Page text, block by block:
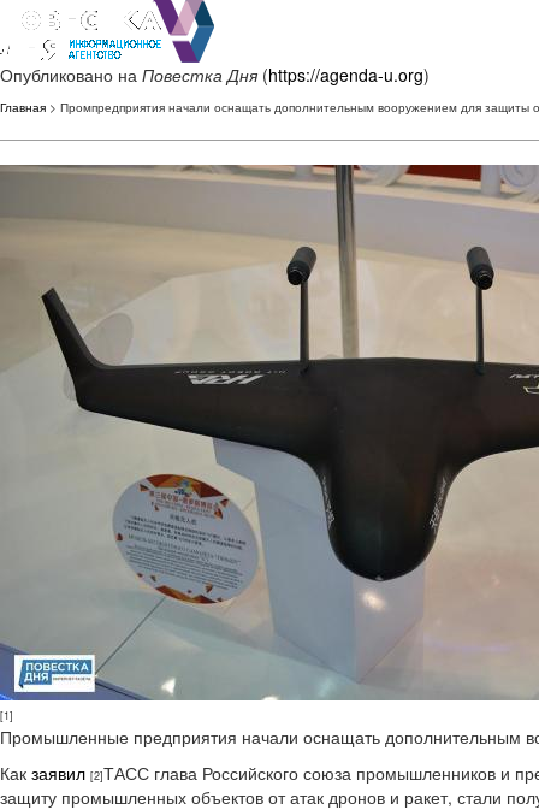
Опубликовано на Повестка Дня (https://agenda-u.org)
Главная > Промпредприятия начали оснащать дополнительным вооружением для защиты
[1]
Промышленные предприятия начали оснащать дополнительным
Как заявил [2]ТАСС глава Российского союза промышленников и
защиту промышленных объектов от атак дронов и ракет, стали